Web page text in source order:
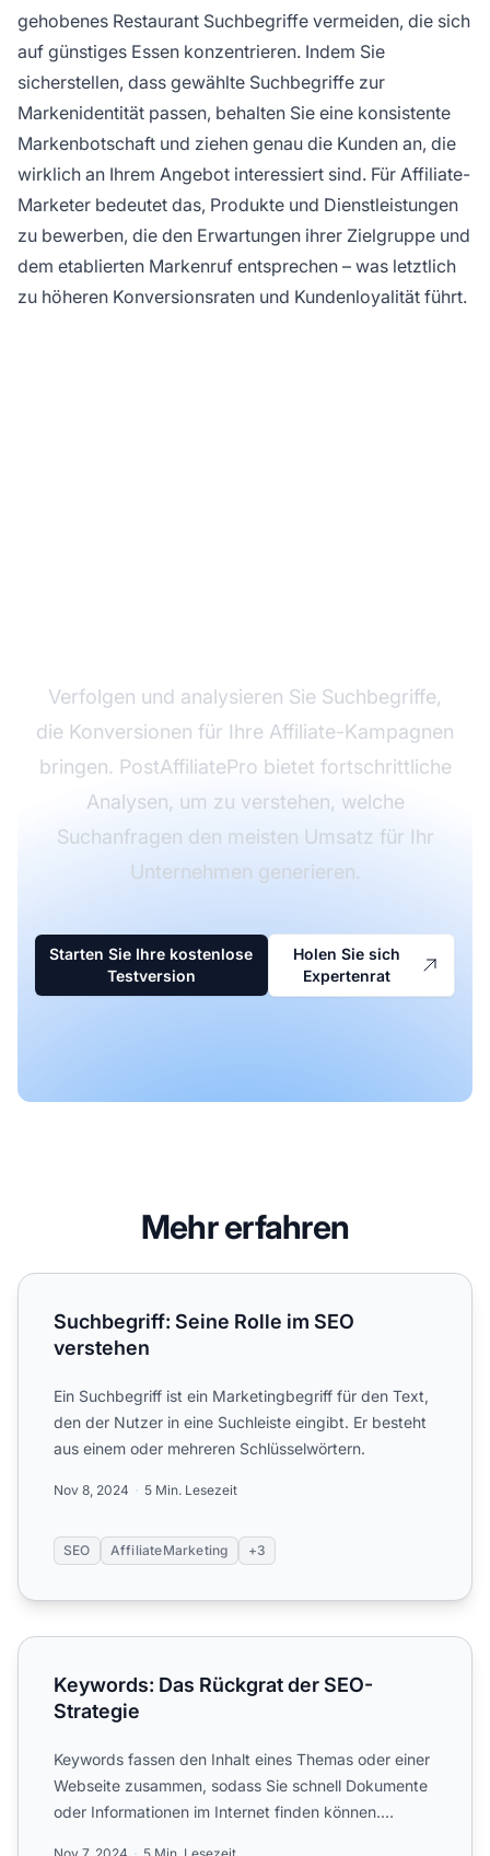
gehobenes Restaurant Suchbegriffe vermeiden, die sich
auf günstiges Essen konzentrieren. Indem Sie
sicherstellen, dass gewählte Suchbegriffe zur
Markenidentität passen, behalten Sie eine konsistente
Markenbotschaft und ziehen genau die Kunden an, die
wirklich an Ihrem Angebot interessiert sind. Für Affiliate-
Marketer bedeutet das, Produkte und Dienstleistungen
zu bewerben, die den Erwartungen ihrer Zielgruppe und
dem etablierten Markenruf entsprechen – was letztlich
zu höheren Konversionsraten und Kundenloyalität führt.
Verfolgen und analysieren Sie Suchbegriffe,
die Konversionen für Ihre Affiliate-Kampagnen
bringen. PostAffiliatePro bietet fortschrittliche
Analysen, um zu verstehen, welche
Suchanfragen den meisten Umsatz für Ihr
Unternehmen generieren.
Starten Sie Ihre kostenlose
Testversion
Holen Sie sich
Expertenrat
Mehr erfahren
Suchbegriff: Seine Rolle im SEO verstehen
Suchbegriff: Seine Rolle im SEO
verstehen
Ein Suchbegriff ist ein Marketingbegriff für den Text,
den der Nutzer in eine Suchleiste eingibt. Er besteht
aus einem oder mehreren Schlüsselwörtern.
Nov 8, 2024 5 Min. Lesezeit
SEO AffiliateMarketing +3
Keywords: Das Rückgrat der SEO-Strategie
Keywords: Das Rückgrat der SEO-
Strategie
Keywords fassen den Inhalt eines Themas oder einer
Webseite zusammen, sodass Sie schnell Dokumente
oder Informationen im Internet finden können.